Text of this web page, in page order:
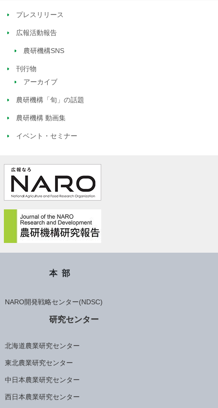
プレスリリース
広報活動報告
農研機構SNS
刊行物
アーカイブ
農研機構「旬」の話題
農研機構 動画集
イベント・セミナー
本部
NARO開発戦略センター(NDSC)
研究センター
北海道農業研究センター
東北農業研究センター
中日本農業研究センター
西日本農業研究センター